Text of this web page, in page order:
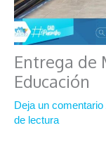
Entrega de
Educación
Deja un comentario
de lectura